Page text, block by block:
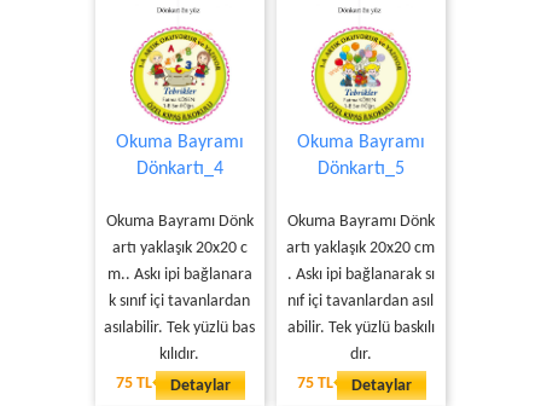
Okuma Bayramı
Dönkartı_4
Okuma Bayramı Dönk
artı yaklaşık 20x20 c
m.. Askı ipi bağlanara
k sınıf içi tavanlardan
asılabilir. Tek yüzlü bas
kılıdır.
75 TL
Detaylar
Okuma Bayramı
Dönkartı_5
Okuma Bayramı Dönk
artı yaklaşık 20x20 cm
. Askı ipi bağlanarak sı
nıf içi tavanlardan asıl
abilir. Tek yüzlü baskılı
dır.
75 TL
Detaylar